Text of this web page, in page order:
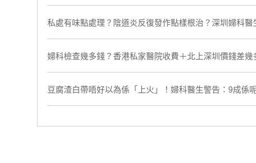
私處有味點處理？陰道炎反復發作點樣根治？深圳婦科醫
婦科檢查幾多錢？香港私家醫院收費＋北上深圳價錢差幾
豆腐渣白帶唔好以為係「上火」！婦科醫生警告：9成係